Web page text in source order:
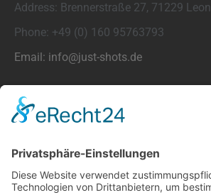
Address: Brennerstraße 27, 71229
Phone: +49 (0) 160 95763793
Email: info@just-shots.de
FEATURED POSTS
ELoF Darius Robinson
16. Juni 2023